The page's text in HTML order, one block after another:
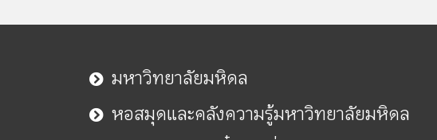
มหาวิทยาลัยมหิดล
หอสมุดและคลังความรู้มหาวิทยาลัยมหิดล